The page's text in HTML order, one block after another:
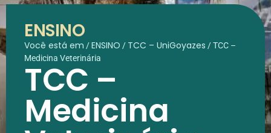
ENSINO
Você está em /ENSINO / TCC – UniGoyazes /TCC –
Medicina Veterinária
TCC –
Medicina